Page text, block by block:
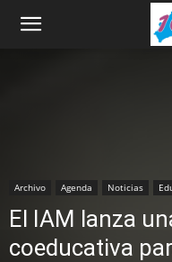
Archivo Agenda Noticias
El IAM lanza
coeducativa